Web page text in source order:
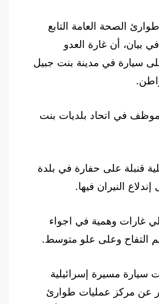
الصحة العامة التابع
بيان، أن ​غارة​ العدو
سيارة في مدينة بنت جبيل
في اتحاد بلديات بنت
قنبلة على حفارة في بلدة
النيران فيها.
غارات وهمية في اجواء
التفاح وعلى علو متوسط.
سيارة مسيرة إسرائيلية
عن مركز عمليات طوارئ